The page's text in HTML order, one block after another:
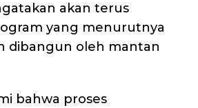
akan terus
yang menurutnya
dibangun oleh mantan
bahwa proses